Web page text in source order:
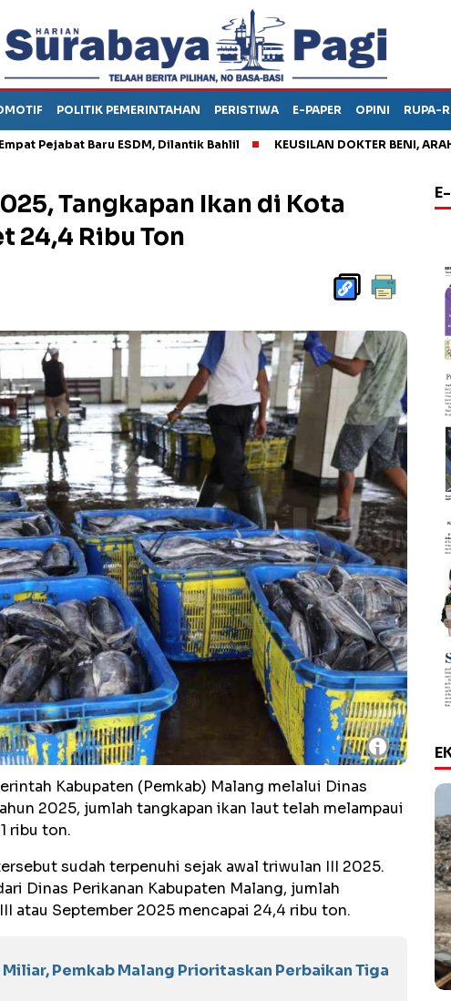
POLITIK PEMERINTAHAN PERISTIWA E-PAPER OPINI RUPA-
Baru ESDM, Dilantik Bahlil KEUSILAN DOKTER BENI, ARAHKAN
Tangkapan Ikan di Kota
24,4 Ribu Ton
i
Kabupaten (Pemkab) Malang melalui Dinas
2025, jumlah tangkapan ikan laut telah melampaui
ribu ton.
sudah terpenuhi sejak awal triwulan III 2025.
Dinas Perikanan Kabupaten Malang, jumlah
atau September 2025 mencapai 24,4 ribu ton.
Pemkab Malang Prioritaskan Perbaikan Tiga